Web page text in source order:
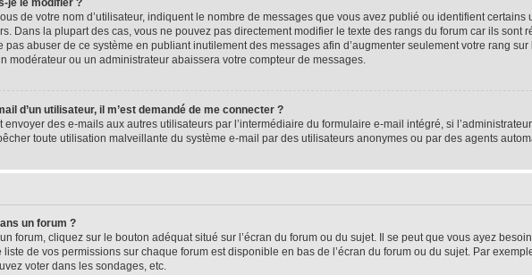
je le modifier ?
de votre nom d’utilisateur, indiquent le nombre de messages que vous avez publié ou identifient certains
Dans la plupart des cas, vous ne pouvez pas directement modifier le texte des rangs du forum car ils sont
pas abuser de ce système en publiant inutilement des messages afin d’augmenter seulement votre rang
modérateur ou un administrateur abaissera votre compteur de messages.
d’un utilisateur, il m’est demandé de me connecter ?
des e-mails aux autres utilisateurs par l’intermédiaire du formulaire e-mail intégré, si
toute utilisation malveillante du système e-mail par des utilisateurs anonymes ou par des agents
un forum ?
forum, cliquez sur le bouton adéquat situé sur l’écran du forum ou du sujet. Il se peut que vous ayez
de vos permissions sur chaque forum est disponible en bas de l’écran du forum ou du sujet. Par
voter dans les sondages, etc.